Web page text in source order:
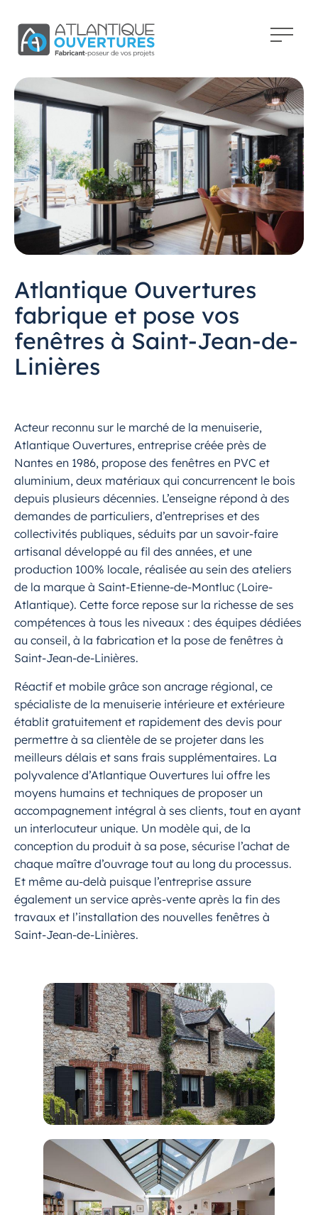
Atlantique Ouvertures
fabrique et pose vos
fenêtres à Saint-Jean-de-
Linières
Acteur reconnu sur le marché de la menuiserie,
Atlantique Ouvertures, entreprise créée près de
Nantes en 1986, propose des fenêtres en PVC et
aluminium, deux matériaux qui concurrencent le bois
depuis plusieurs décennies. L’enseigne répond à des
demandes de particuliers, d’entreprises et des
collectivités publiques, séduits par un savoir-faire
artisanal développé au fil des années, et une
production 100% locale, réalisée au sein des ateliers
de la marque à Saint-Etienne-de-Montluc (Loire-
Atlantique). Cette force repose sur la richesse de ses
compétences à tous les niveaux : des équipes dédiées
au conseil, à la fabrication et la pose de fenêtres à
Saint-Jean-de-Linières.
Réactif et mobile grâce son ancrage régional, ce
spécialiste de la menuiserie intérieure et extérieure
établit gratuitement et rapidement des devis pour
permettre à sa clientèle de se projeter dans les
meilleurs délais et sans frais supplémentaires. La
polyvalence d’Atlantique Ouvertures lui offre les
moyens humains et techniques de proposer un
accompagnement intégral à ses clients, tout en ayant
un interlocuteur unique. Un modèle qui, de la
conception du produit à sa pose, sécurise l’achat de
chaque maître d’ouvrage tout au long du processus.
Et même au-delà puisque l’entreprise assure
également un service après-vente après la fin des
travaux et l’installation des nouvelles fenêtres à
Saint-Jean-de-Linières.